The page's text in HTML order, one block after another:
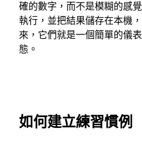
確的數字，而不是模糊的感
執行，並把結果儲存在本機
來，它們就是一個簡單的儀
態。
如何建立練習慣例